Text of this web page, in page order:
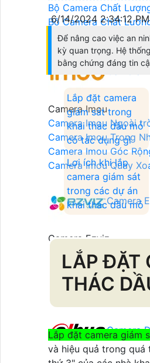
Bộ Camera Chất
Bộ Camera Chất
Bộ Camera Wifi
Camera
Camera Imou
Camera Imou Ngoài
Camera Imou Trong
Camera Imou Góc
Camera Imou Quay
Camera
Camera Ezviz
Camera Ezviz Trong
Camera Ezviz Ngoài
Camera Ezviz Góc
Camera Ezviz Xoay
Camera
6/14/2024 2:34:12 PM
Để nâng cao việc an
kỳ quan trọng. Hệ
bằng chứng đáng tin
Lắp đặt camera
giám sát trong
khai thác dầu mỏ
có tác dụng gì
Lợi ích khi lắp
camera giám sát
trong các dự án
khai thác dầu mỏ
LẮP ĐẶT
THÁC
Lắp đặt camera giám
và hiệu quả trong quá